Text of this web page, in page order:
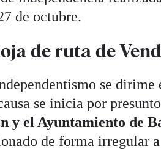
de octubre.
de ruta de
se dirime
se inicia por
y el Ayuntamiento de
de forma irregular a